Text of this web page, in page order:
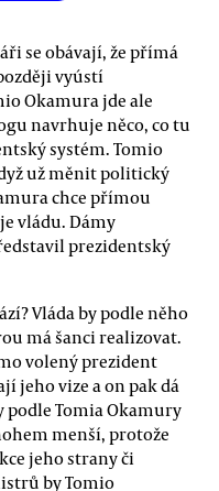
se obávají, že přímá
vyústí
Okamura jde ale
navrhuje něco, co tu
systém. Tomio
už měnit politický
chce přímou
vládu. Dámy
prezidentský
Vláda by podle něho
má šanci realizovat.
volený prezident
jeho vize a on pak dá
Tomia Okamury
menší, protože
jeho strany či
by Tomio